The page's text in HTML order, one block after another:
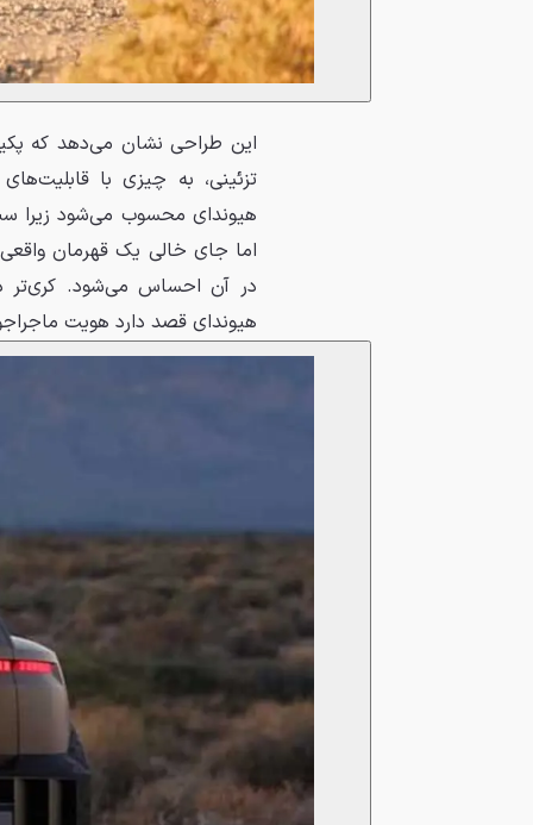
تزئینی، به چیزی با
هیوندای محسوب می‌شود زیرا
اما جای خالی یک قهرمان
در آن احساس می‌شود. کری‌تر
هیوندای قصد دارد هویت